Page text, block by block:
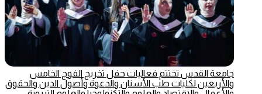
جامعة القدس تختتم فعاليات حفل تخريج الفوج الخامس
والأربعين لكليات طب الأسنان والدعوة وأصول الدين والحقوق